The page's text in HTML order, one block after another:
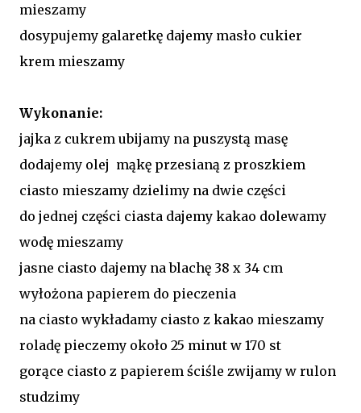
mieszamy
dosypujemy galaretkę dajemy masło cukier
krem mieszamy
Wykonanie:
jajka z cukrem ubijamy na puszystą masę
dodajemy olej mąkę przesianą z proszkiem
ciasto mieszamy dzielimy na dwie części
do jednej części ciasta dajemy kakao dolewamy
wodę mieszamy
jasne ciasto dajemy na blachę 38 x 34 cm
wyłożona papierem do pieczenia
na ciasto wykładamy ciasto z kakao mieszamy
roladę pieczemy około 25 minut w 170 st
gorące ciasto z papierem ściśle zwijamy w rulon
studzimy